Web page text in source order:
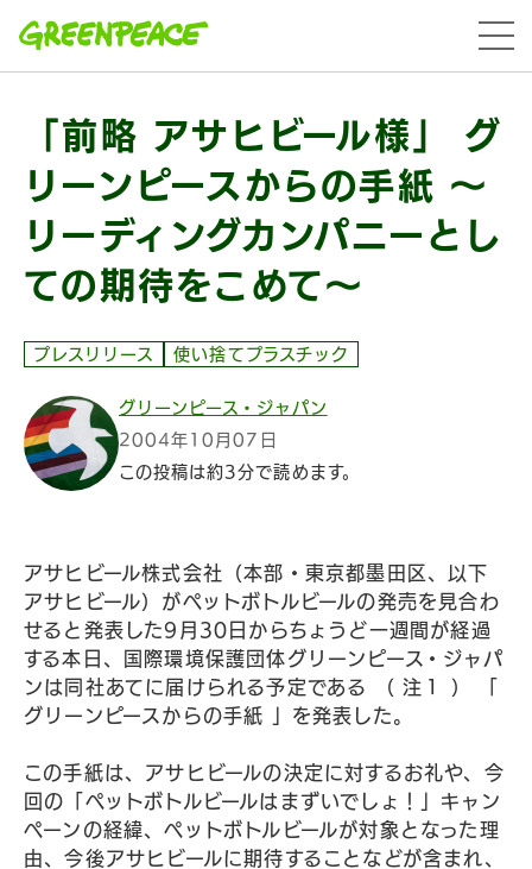
menu
「前略 アサヒビール様」 グ
リーンピースからの手紙 ～
リーディングカンパニーとし
ての期待をこめて～
プレスリリース 使い捨てプラスチック
グリーンピース・ジャパン
2004年10月07日
この投稿は約3分で読めます。
アサヒビール株式会社（本部・東京都墨田区、以下
アサヒビール）がペットボトルビールの発売を見合わ
せると発表した9月30日からちょうど一週間が経過
する本日、国際環境保護団体グリーンピース・ジャパ
ンは同社あてに届けられる予定である （ 注１ ） 「
グリーンピースからの手紙 」を発表した。
この手紙は、アサヒビールの決定に対するお礼や、今
回の「ペットボトルビールはまずいでしょ！」キャン
ペーンの経緯、ペットボトルビールが対象となった理
由、今後アサヒビールに期待することなどが含まれ、